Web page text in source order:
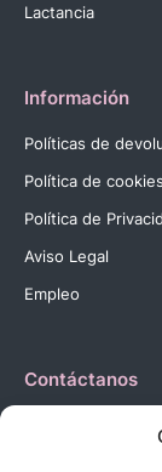
Lactancia
Información
Políticas de
Política de
Política de
Aviso Legal
Empleo
Contáctanos
C.